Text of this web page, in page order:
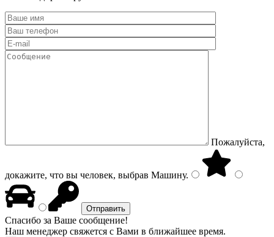
Пожалуйста,
докажите, что вы человек, выбрав Машину.
Спасибо за Ваше сообщение!
Наш менеджер свяжется с Вами в ближайшее время.